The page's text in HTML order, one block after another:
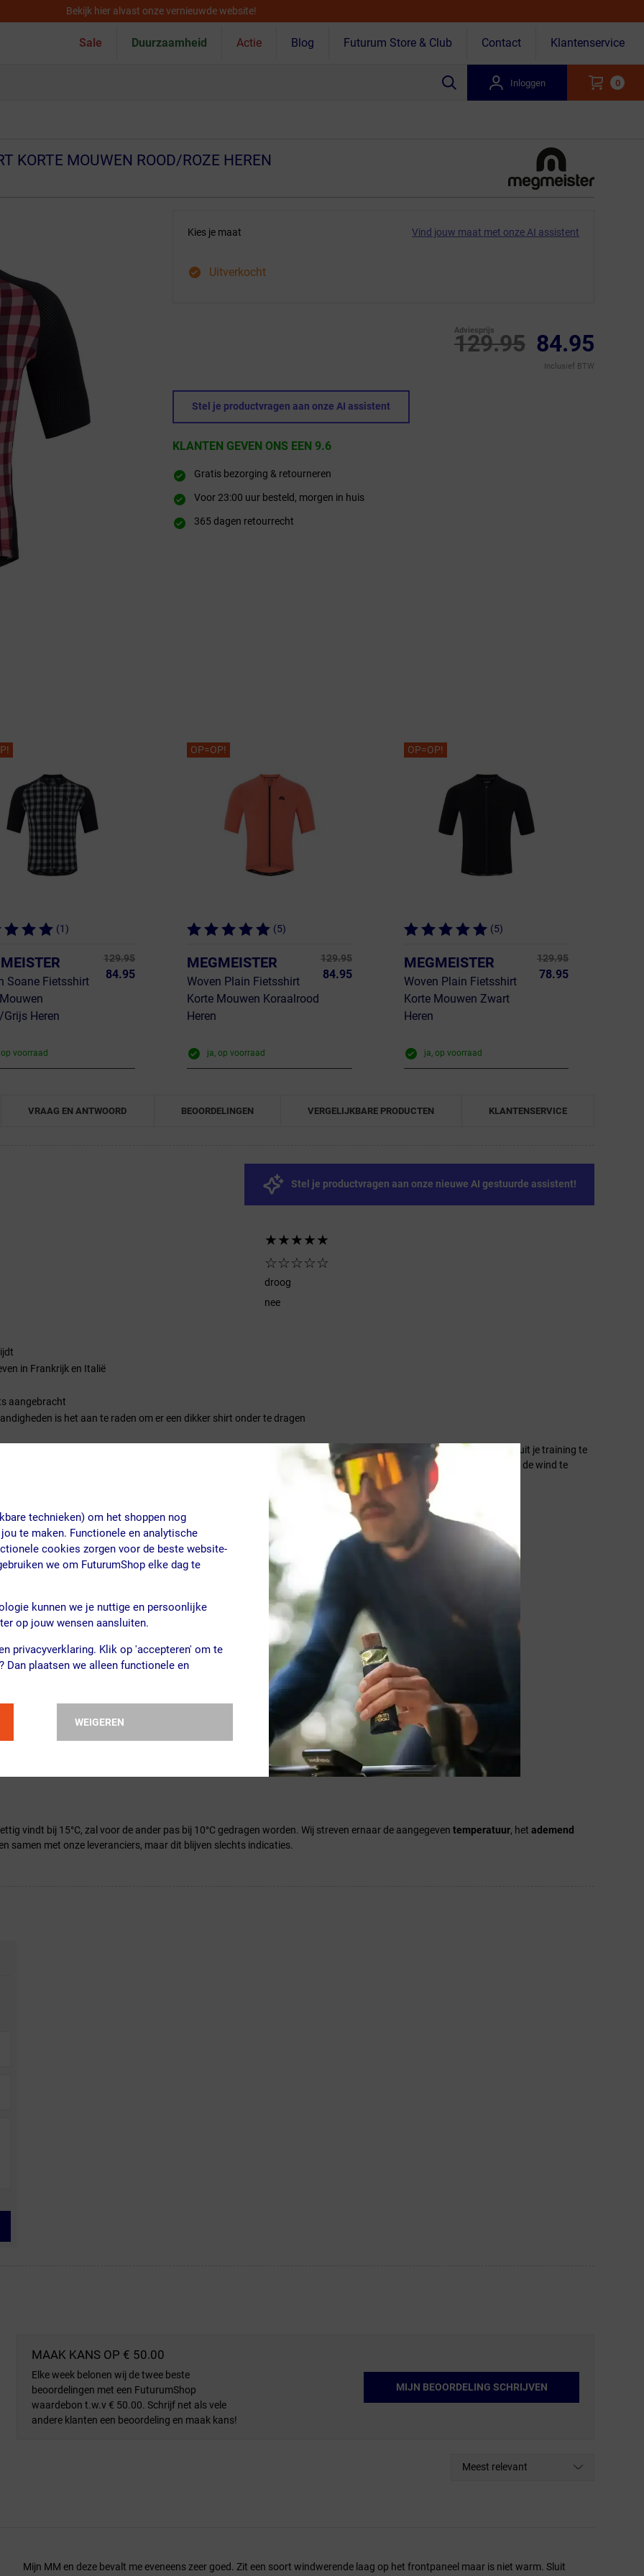
technieken) om het shoppen nog
te maken. Functionele en analytische
cookies zorgen voor de beste website-
we om FuturumShop elke dag te
kunnen we je nuttige en persoonlijke
op jouw wensen aansluiten.
privacyverklaring. Klik op 'accepteren' om te
Dan plaatsen we alleen functionele en
WEIGEREN
Bekijk hier alvast onze vernieuwde website!
Sale Duurzaamheid Actie Blog Futurum Store & Club Contact Klantenservice
Inloggen 0
KORTE MOUWEN ROOD/ROZE HEREN
Kies je maat Vind jouw maat met onze AI assistent
Uitverkocht
129.95
Adviesprijs 84.95
Inclusief BTW
Stel je productvragen aan onze AI assistent
KLANTEN GEVEN ONS EEN 9.6
Gratis bezorging & retourneren
Voor 23:00 uur besteld, morgen in huis
365 dagen retourrecht
(1)
Soane Fietsshirt
Heren
129.95
84.95
op voorraad
OP=OP!
(5)
MEGMEISTER
Woven Plain Fietsshirt
Korte Mouwen Koraalrood
Heren
129.95
84.95
ja, op voorraad
OP=OP!
(5)
MEGMEISTER
Woven Plain Fietsshirt
Korte Mouwen Zwart
Heren
129.95
78.95
ja, op voorraad
VRAAG EN ANTWOORD BEOORDELINGEN VERGELIJKBARE PRODUCTEN KLANTENSERVICE
Stel je productvragen aan onze nieuwe AI gestuurde assistent!
★★★★★
☆☆☆☆☆
droog
nee
in Frankrijk en Italië
aangebracht
is het aan te raden om er een dikker shirt onder te dragen
shirt heeft een nauwe sluiting en is gemaakt van ultralicht materiaal. Daardoor houdt niets je meer tegen om alles uit je training te
geweven in Italië en Frankrijk. De stoffen zijn ontworpen om het lichaam op goede temperatuur te houden en door de wind te
Klik hieronder op de eigenschap om naar de uitleg van dit systeem te gaan.
vindt bij 15°C, zal voor de ander pas bij 10°C gedragen worden. Wij streven ernaar de aangegeven temperatuur, het ademend
samen met onze leveranciers, maar dit blijven slechts indicaties.
MAAK KANS OP € 50.00
Elke week belonen wij de twee beste
beoordelingen met een FuturumShop
waardebon t.w.v € 50.00. Schrijf net als vele
andere klanten een beoordeling en maak kans!
MIJN BEOORDELING SCHRIJVEN
Meest relevant
Mijn MM en deze bevalt me eveneens zeer goed. Zit een soort windwerende laag op het frontpaneel maar is niet warm. Sluit